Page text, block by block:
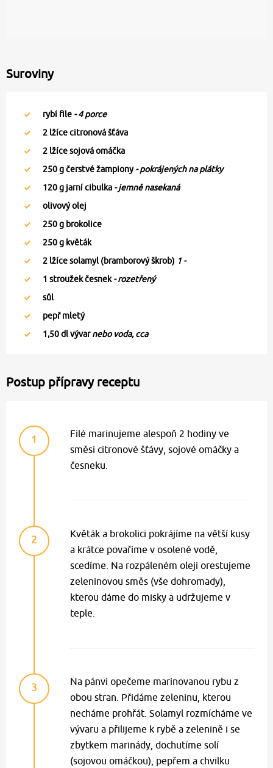
Suroviny
rybí file - 4 porce
2 lžíce citronová šťáva
2 lžíce sojová omáčka
250g čerstvé žampiony- pokrájených na plátky
120g jarní cibulka - jemně nasekaná
olivový olej
250g brokolice
250g květák
2 lžíce solamyl (bramborový škrob) 1 -
1 stroužek česnek- rozetřený
sůl
pepř mletý
1,50dl vývarnebo voda, cca
Postup přípravy receptu
1
Filé marinujeme alespoň 2 hodiny ve
směsi citronové šťávy, sojové omáčky a
česneku.
2
Květák a brokolici pokrájíme na větší kusy
a krátce povaříme v osolené vodě,
scedíme. Na rozpáleném oleji orestujeme
zeleninovou směs (vše dohromady),
kterou dáme do misky a udržujeme v
teple.
3
Na pánvi opečeme marinovanou rybu z
obou stran. Přidáme zeleninu, kterou
necháme prohřát. Solamyl rozmícháme ve
vývaru a přilijeme k rybě a zelenině i se
zbytkem marinády, dochutíme solí
(sojovou omáčkou), pepřem a chvilku